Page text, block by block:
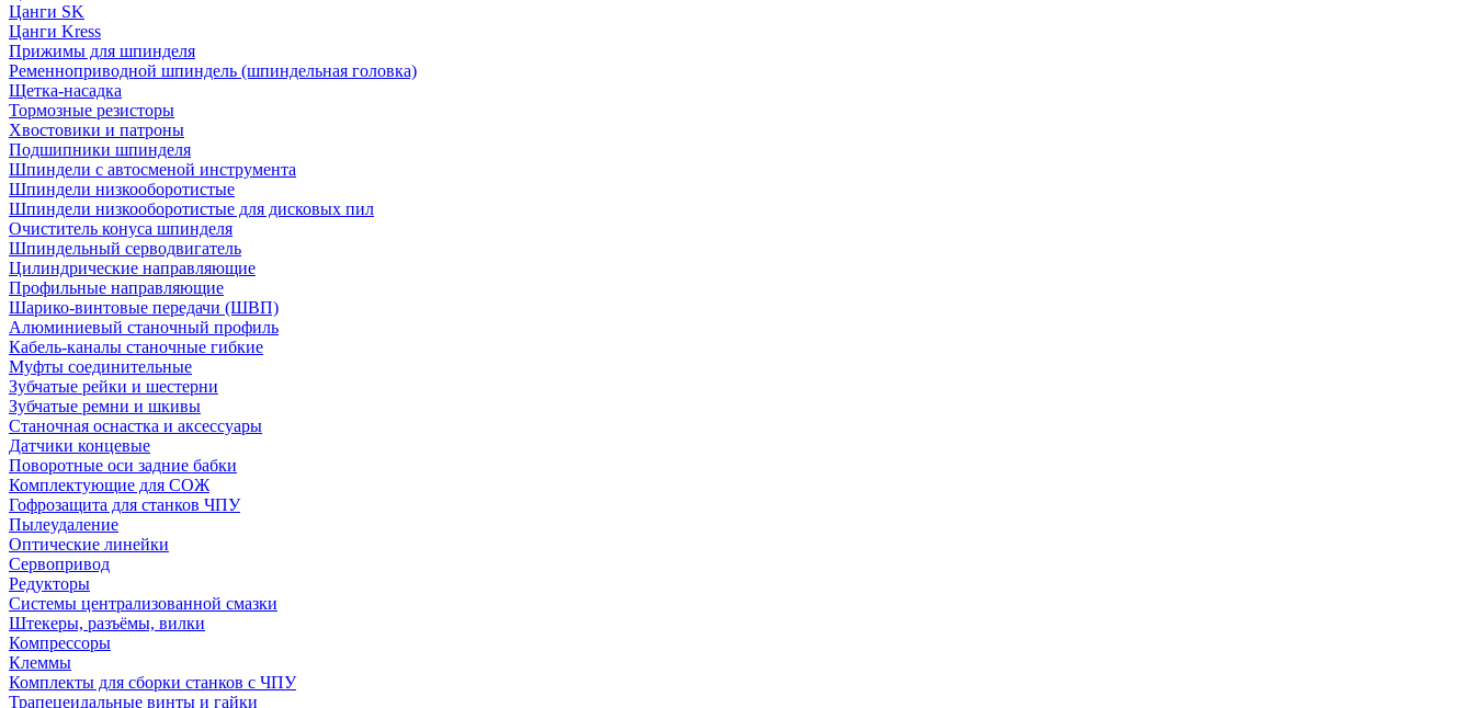
Цанги SK
Цанги Kress
Прижимы для шпинделя
Ременноприводной шпиндель (шпиндельная головка)
Щетка-насадка
Тормозные резисторы
Хвостовики и патроны
Подшипники шпинделя
Шпиндели с автосменой инструмента
Шпиндели низкооборотистые
Шпиндели низкооборотистые для дисковых пил
Очиститель конуса шпинделя
Шпиндельный серводвигатель
Цилиндрические направляющие
Профильные направляющие
Шарико-винтовые передачи (ШВП)
Алюминиевый станочный профиль
Кабель-каналы станочные гибкие
Муфты соединительные
Зубчатые рейки и шестерни
Зубчатые ремни и шкивы
Станочная оснастка и аксессуары
Датчики концевые
Поворотные оси задние бабки
Комплектующие для СОЖ
Гофрозащита для станков ЧПУ
Пылеудаление
Оптические линейки
Сервопривод
Редукторы
Системы централизованной смазки
Штекеры, разъёмы, вилки
Компрессоры
Клеммы
Комплекты для сборки станков с ЧПУ
Трапецеидальные винты и гайки